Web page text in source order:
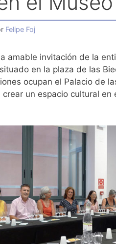
Felipe Foj
amable invitación de la
en la plaza de las
ocupan el Palacio de
crear un espacio cultural